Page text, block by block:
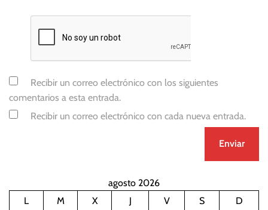
u
a
Recibir un correo electrónico con los siguientes
comentarios a esta entrada.
Recibir un correo electrónico con cada nueva entrada.
agosto 2026
L
M X J V S
D